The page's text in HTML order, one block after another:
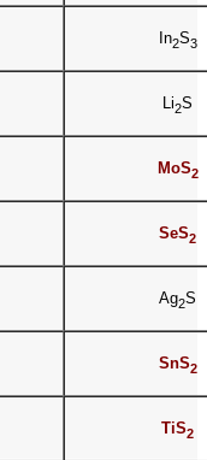
In2S3
Li2S
MoS2
SeS2
Ag2S
SnS2
TiS2